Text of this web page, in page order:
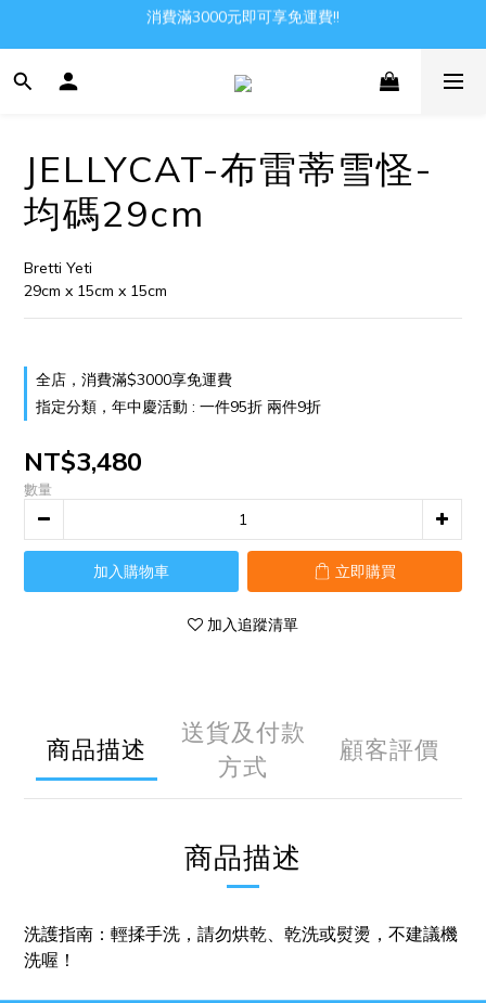
Gather all the joys in the world
消費滿3000元即可享免運費!!
JELLYCAT-布雷蒂雪怪-
均碼29cm
Bretti Yeti
29cm x 15cm x 15cm
全店，消費滿$3000享免運費
指定分類，年中慶活動 : 一件95折 兩件9折
NT$3,480
數量
加入購物車 立即購買
加入追蹤清單
商品描述
送貨及付款
方式
顧客評價
商品描述
洗護指南：輕揉手洗，請勿烘乾、乾洗或熨燙，不建議機
洗喔！